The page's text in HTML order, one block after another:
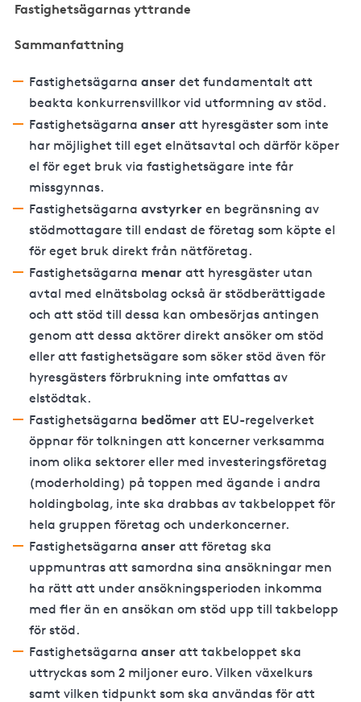
Fastighetsägarnas yttrande
Sammanfattning
Fastighetsägarna anser det fundamentalt att
beakta konkurrensvillkor vid utformning av stöd.
Fastighetsägarna anser att hyresgäster som inte
har möjlighet till eget elnätsavtal och därför köper
el för eget bruk via fastighetsägare inte får
missgynnas.
Fastighetsägarna avstyrker en begränsning av
stödmottagare till endast de företag som köpte el
för eget bruk direkt från nätföretag.
Fastighetsägarna menar att hyresgäster utan
avtal med elnätsbolag också är stödberättigade
och att stöd till dessa kan ombesörjas antingen
genom att dessa aktörer direkt ansöker om stöd
eller att fastighetsägare som söker stöd även för
hyresgästers förbrukning inte omfattas av
elstödtak.
Fastighetsägarna bedömer att EU-regelverket
öppnar för tolkningen att koncerner verksamma
inom olika sektorer eller med investeringsföretag
(moderholding) på toppen med ägande i andra
holdingbolag, inte ska drabbas av takbeloppet för
hela gruppen företag och underkoncerner.
Fastighetsägarna anser att företag ska
uppmuntras att samordna sina ansökningar men
ha rätt att under ansökningsperioden inkomma
med fler än en ansökan om stöd upp till takbelopp
för stöd.
Fastighetsägarna anser att takbeloppet ska
uttryckas som 2 miljoner euro. Vilken växelkurs
samt vilken tidpunkt som ska användas för att